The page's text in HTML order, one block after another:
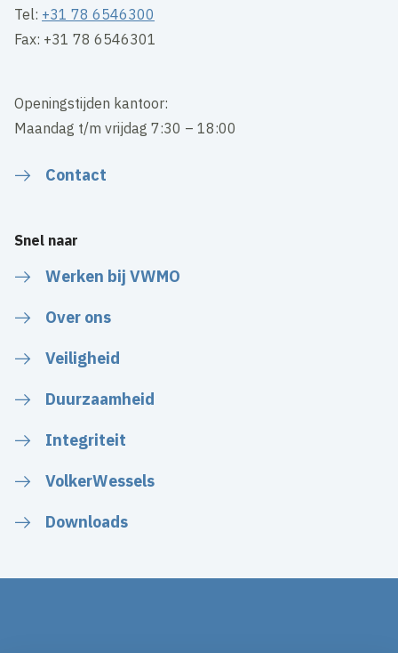
Tel: +31 78 6546300
Fax: +31 78 6546301
Openingstijden kantoor:
Maandag t/m vrijdag 7:30 – 18:00
Contact
Snel naar
Werken bij VWMO
Over ons
Veiligheid
Duurzaamheid
Integriteit
VolkerWessels
Downloads